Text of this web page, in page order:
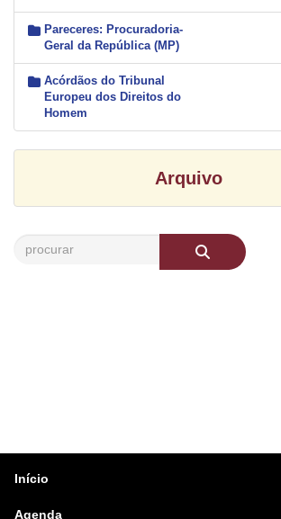
Pareceres: Procuradoria-
Geral da República (MP)
Acórdãos do Tribunal
Europeu dos Direitos do
Homem
Arquivo
Início
Agenda